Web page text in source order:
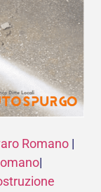
Romano |
|